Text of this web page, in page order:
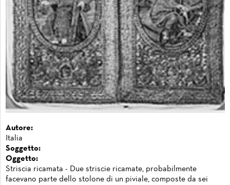
Autore:
Italia
Soggetto:
Oggetto:
Striscia ricamata - Due striscie ricamate, probabilmente
facevano parte dello stolone di un piviale, composte da sei